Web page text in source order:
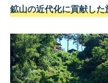
鉱山の近代化に貢献した